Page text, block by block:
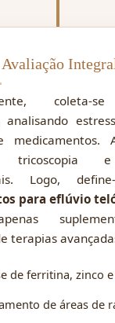
Avaliação
coleta-
analisando
medicamentos.
tricoscopia
Logo,
para eflúvio
terapias
de ferritina, zinco
de áreas de